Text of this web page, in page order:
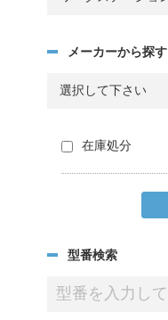
メーカーから探す
在庫処分
型番検索